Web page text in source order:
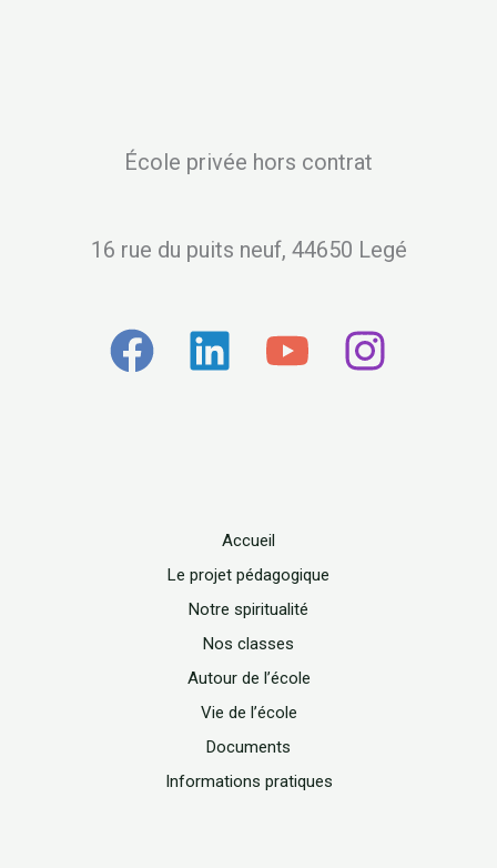
École privée hors contrat
16 rue du puits neuf, 44650 Legé
Accueil
Le projet pédagogique
Notre spiritualité
Nos classes
Autour de l’école
Vie de l’école
Documents
Informations pratiques